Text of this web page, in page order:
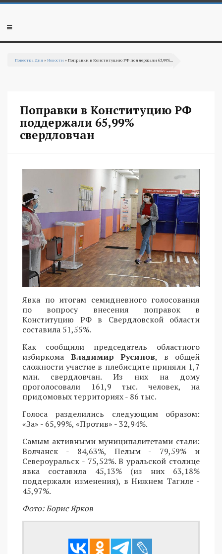
Перейти к основному содержанию
Мобильное
Повестка Дня »Новости » Поправки в Конституцию РФ поддержали 65,99%...
Поправки в Конституцию РФ
поддержали 65,99%
свердловчан
Явка по итогам семидневного голосования
по вопросу внесения поправок в
Конституцию РФ в Свердловской области
составила 51,55%.
Как сообщили председатель областного
избиркома Владимир Русинов, в общей
сложности участие в плебисците приняли 1,7
млн. свердловчан. Из них на дому
проголосовали 161,9 тыс. человек, на
придомовых территориях - 86 тыс.
Голоса разделились следующим образом:
«За» - 65,99%, «Против» - 32,94%.
Самым активными муниципалитетами стали:
Волчанск - 84,63%, Пелым - 79,59% и
Североуральск - 75,52%. В уральской столице
явка составила 45,13% (из них 63,18%
поддержали изменения), в Нижнем Тагиле -
45,97%.
Фото: Борис Ярков